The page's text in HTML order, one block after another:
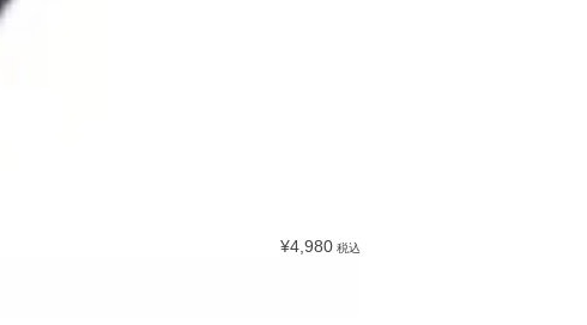
¥4,980 税込